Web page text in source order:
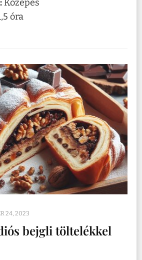
Közepes
óra
24, 2023
bejgli töltelékkel